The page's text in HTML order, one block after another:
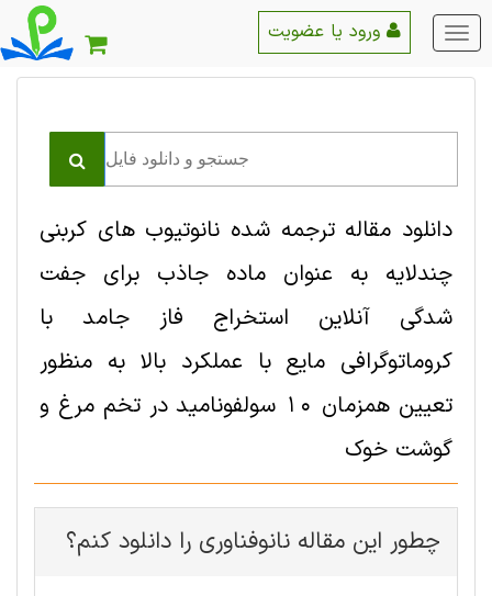
منو
اصلی
دانلود مقاله ترجمه شده نانوتیوب های کربنی
چندلایه به عنوان ماده جاذب برای جفت
شدگی آنلاین استخراج فاز جامد با
کروماتوگرافی مایع با عملکرد بالا به منظور
تعیین همزمان 10 سولفونامید در تخم مرغ و
گوشت خوک
چطور این مقاله نانوفناوری را دانلود کنم؟